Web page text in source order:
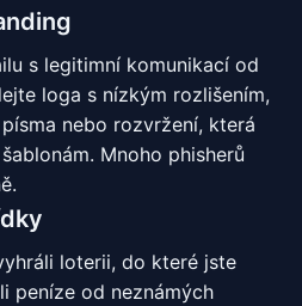
s legitimní komunikací od
loga s nízkým rozlišením,
nebo rozvržení, která
Mnoho phisherů
loterii, do které jste
peníze od neznámých